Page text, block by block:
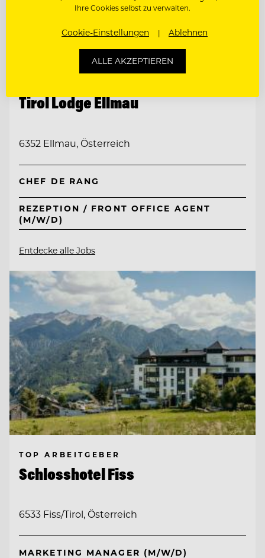
Tirol Lodge Ellmau
6352 Ellmau, Österreich
CHEF DE RANG
REZEPTION / FRONT OFFICE AGENT
(M/W/D)
Entdecke alle Jobs
TOP ARBEITGEBER
Schlosshotel Fiss
6533 Fiss/Tirol, Österreich
MARKETING MANAGER (M/W/D)
Ihre Cookies selbst zu verwalten.
Cookie-Einstellungen Ablehnen
ALLE AKZEPTIEREN